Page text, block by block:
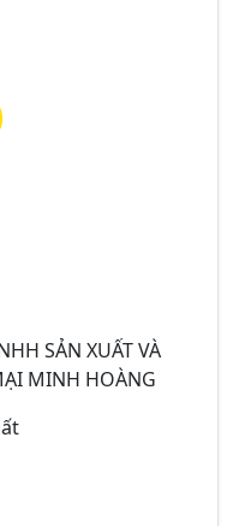
SẢN XUẤT VÀ
MINH HOÀNG